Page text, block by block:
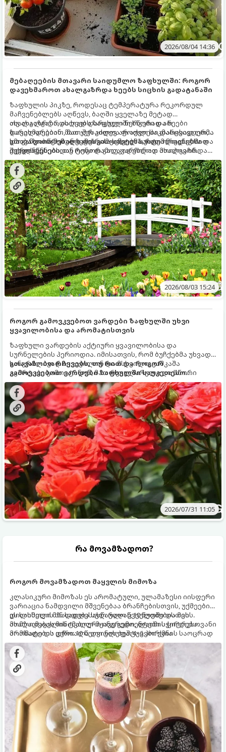
2026/08/04 14:36
მებაღეების მთავარი საიდუმლო ზაფხულში: როგორ
დავეხმაროთ ახალგაზრდა ხეებს სიცხის გადატანაში
ზაფხულის პიკზე, როდესაც ტემპერატურა რეკორდულ
მაჩვენებლებს აღწევს, ბაღში ყველაზე მეტად
ახალგაზრდა, ახლად დარგული ნერგები და ხეები
ზარალდებიან. მათ ჯერ კიდევ არ აქვთ საკმარისად ღრმა
და განვითარებული ფესვთა სისტემა, რათა ნიადაგის
ქვედა ფენებიდან ტენი დამოუკიდებლად მოიპოვონ.
თუ ახალგაზრდა ხეებს ზაფხულში სწორად არ
დავეხმარებით, მათ შესაძლოა ფოთლები დასცვივდეთ,
ხმობა დაიწყონ ან ზამთრის ყინვებს სუსტი ორგანიზმით
შეხვდნენ.
გთავაზობთ მებაღეების გამოცდილ საიდუმლოებებსა და
ოქროს წესებს, თუ როგორ გადავარჩინოთ ახალგაზრდა
ხეები ზაფხულის სიცხეში:
2026/08/03 15:24
როგორ გამოვკვებოთ ვარდები ზაფხულში უხვი
ყვავილობისა და არომატისთვის
ზაფხული ვარდების აქტიური ყვავილობისა და
სურნელების პერიოდია. იმისათვის, რომ ბუჩქებმა უხვად,
ხანგრძლივად იყვავილონ და მსხვილი, კაშკაშა
კვირტები გამოიტანონ, მათ რეგულარული და სწორი
გამოკვება სჭირდებათ. ზაფხულის პერიოდში მცენარის
მოთხოვნილებები იცვლება, ამიტომ მნიშვნელოვანია
ვიცოდეთ, რომელი სასუქები გამოიყენება ამ დროს.
გთავაზობთ რჩევებს, თუ რით და როგორ
გამოვკვებოთ ვარდები ზაფხულში საუკეთესო
შედეგის მისაღწევად:
2026/07/31 11:05
რა მოვამზადოთ?
როგორ მოვამზადოთ მაყვლის მიმოზა
კლასიკური მიმოზას ეს არომატული, ულამაზესი იისფერი
ვარიაცია ნამდვილი მშვენებაა ბრანჩებისთვის, უქმეების
დილისთვის ან სადღესასწაულო წვეულებებისთვის.
ახალი მაყვლის ტკბილ-მჟავე გემო, ლაიმის ციტრუსოვანი
არომატი და ცქრიალა ღვინის ბუშტუკები ქმნის საოცრად
დახვეწილ და მაგრილებელ კოქტეილს.
ეს სასმელი მზადდება სულ რაღაც 10 წუთში და მის
მომზადებას მინიმალური ინგრედიენტები სჭირდება.
მომზადების დრო: 10 წუთი ულუფა: 4–6 პორცია